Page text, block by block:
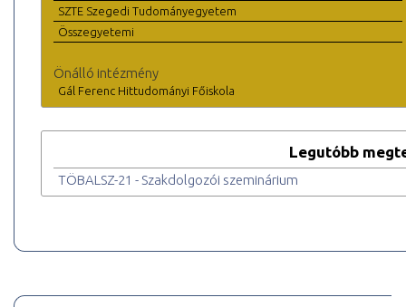
SZTE Szegedi Tudományegyetem
Összegyetemi
Önálló intézmény
Gál Ferenc Hittudományi Főiskola
Legutóbb
TÖBALSZ-21 - Szakdolgozói szeminárium